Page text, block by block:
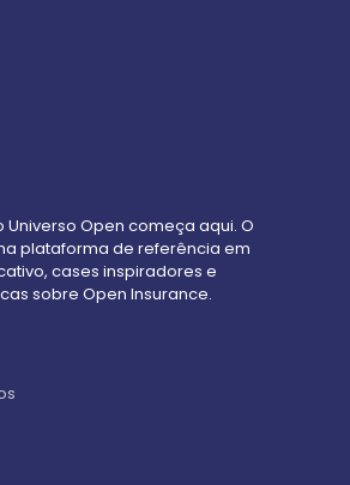
Universo Open começa aqui. O
plataforma de referência em
cases inspiradores e
sobre Open Insurance.